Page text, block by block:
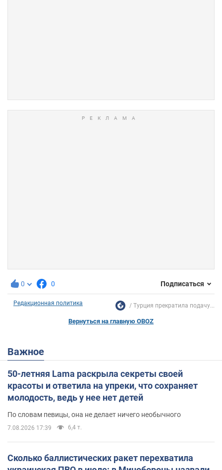
0 0 Подписаться
Редакционная политика Турция прекратила подачу...
Вернуться на главную OBOZ
Важное
50-летняя Lama раскрыла секреты своей
красоты и ответила на упреки, что сохраняет
молодость, ведь у нее нет детей
По словам певицы, она не делает ничего необычного
7.08.2026 17:39 6,4 т.
Сколько баллистических ракет перехватила